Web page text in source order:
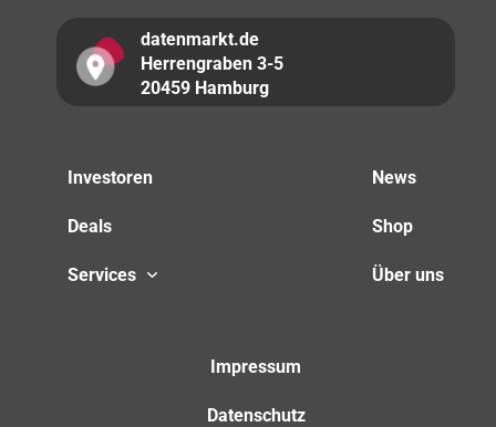
datenmarkt.de
Herrengraben 3-5
20459 Hamburg
Investoren
Deals
Services
News
Shop
Über uns
Impressum
Datenschutz